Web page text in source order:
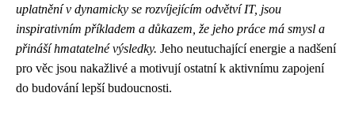
uplatnění v dynamicky se rozvíjejícím odvětví IT, jsou
inspirativním příkladem a důkazem, že jeho práce má smysl a
přináší hmatatelné výsledky. Jeho neutuchající energie a nadšení
pro věc jsou nakažlivé a motivují ostatní k aktivnímu zapojení
do budování lepší budoucnosti.